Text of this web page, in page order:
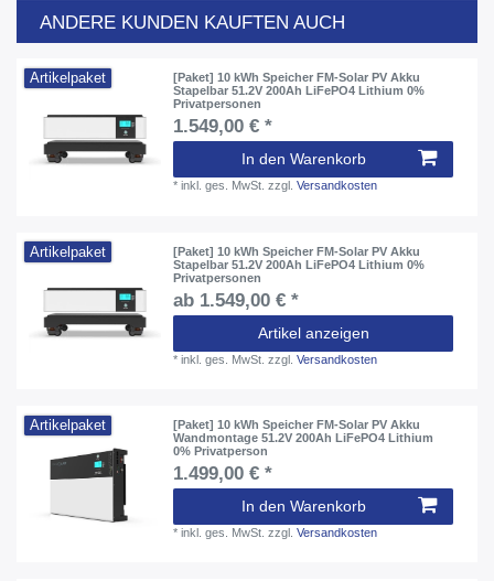
ANDERE KUNDEN KAUFTEN AUCH
Artikelpaket
[Paket] 10 kWh Speicher FM-Solar PV Akku
Stapelbar 51.2V 200Ah LiFePO4 Lithium 0%
Privatpersonen
1.549,00 € *
In den Warenkorb
*inkl. ges. MwSt. zzgl.Versandkosten
Artikelpaket
[Paket] 10 kWh Speicher FM-Solar PV Akku
Stapelbar 51.2V 200Ah LiFePO4 Lithium 0%
Privatpersonen
ab 1.549,00 € *
Artikel anzeigen
*inkl. ges. MwSt. zzgl.Versandkosten
Artikelpaket
[Paket] 10 kWh Speicher FM-Solar PV Akku
Wandmontage 51.2V 200Ah LiFePO4 Lithium
0% Privatperson
1.499,00 € *
In den Warenkorb
*inkl. ges. MwSt. zzgl.Versandkosten